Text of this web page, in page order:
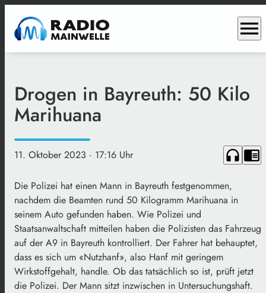
menu
Drogen in Bayreuth: 50 Kilo
Marihuana
11. Oktober 2023 · 17:16 Uhr headphones chrome_reader_mode
Die Polizei hat einen Mann in Bayreuth festgenommen,
nachdem die Beamten rund 50 Kilogramm Marihuana in
seinem Auto gefunden haben. Wie Polizei und
Staatsanwaltschaft mitteilen haben die Polizisten das Fahrzeug
auf der A9 in Bayreuth kontrolliert. Der Fahrer hat behauptet,
dass es sich um «Nutzhanf», also Hanf mit geringem
Wirkstoffgehalt, handle. Ob das tatsächlich so ist, prüft jetzt
die Polizei. Der Mann sitzt inzwischen in Untersuchungshaft.